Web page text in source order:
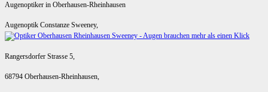
Augenoptiker in Oberhausen-Rheinhausen
Augenoptik Constanze Sweeney,
Rangersdorfer Strasse 5,
68794 Oberhausen-Rheinhausen,